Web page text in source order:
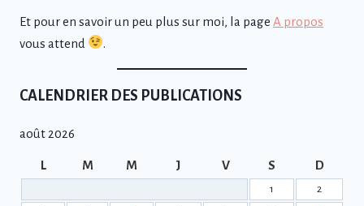
Et pour en savoir un peu plus sur moi, la page A propos
vous attend
.
CALENDRIER DES PUBLICATIONS
août 2026
L M M J V S D
1 2